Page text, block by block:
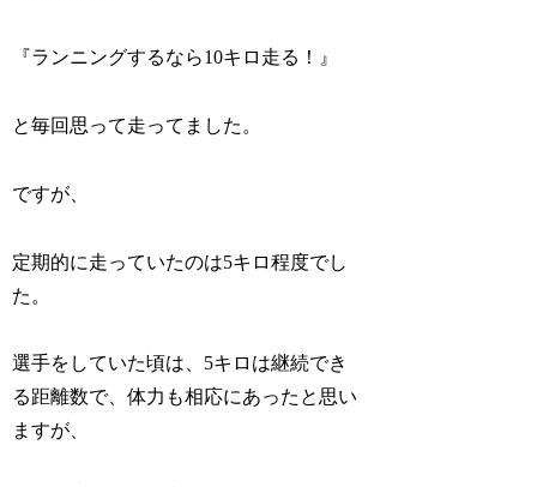
『ランニングするなら10キロ走る！』
と毎回思って走ってました。
ですが、
定期的に走っていたのは5キロ程度でし
た。
選手をしていた頃は、5キロは継続でき
る距離数で、体力も相応にあったと思い
ますが、